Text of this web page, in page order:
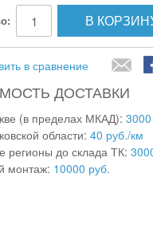
В
в сравнение
ДОСТАВКИ
(в пределах МКАД):
области: 40 руб./км
регионы до склада ТК:
монтаж: 10000 руб.